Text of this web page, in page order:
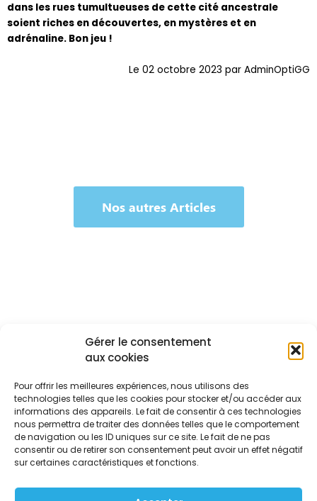
Gérer le consentement
aux cookies
Pour offrir les meilleures expériences, nous utilisons des
technologies telles que les cookies pour stocker et/ou accéder aux
informations des appareils. Le fait de consentir à ces technologies
nous permettra de traiter des données telles que le comportement
de navigation ou les ID uniques sur ce site. Le fait de ne pas
consentir ou de retirer son consentement peut avoir un effet négatif
sur certaines caractéristiques et fonctions.
dans les rues tumultueuses de cette cité ancestrale
soient riches en découvertes, en mystères et en
adrénaline. Bon jeu !
Le 02 octobre 2023 par AdminOptiGG
Nos autres Articles
Accueil
Réalisations
Conseils PC
Formulaire PC
FAQ
Contact
Copyright © 2026 | Powered by OptiGG.fr